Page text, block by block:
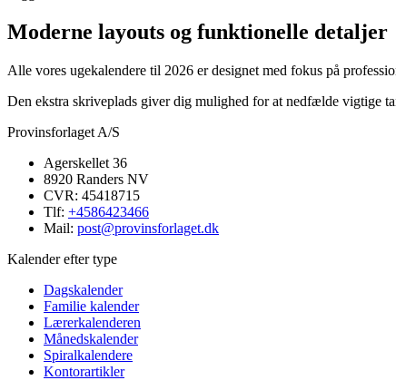
Moderne layouts og funktionelle detaljer
Alle vores ugekalendere til 2026 er designet med fokus på
Den ekstra skriveplads giver dig mulighed for at nedfælde vigtige
Provinsforlaget A/S
Agerskellet 36
8920 Randers NV
CVR: 45418715
Tlf: +4586423466
Mail: post@provinsforlaget.dk
Kalender efter type
Dagskalender
Familie kalender
Lærerkalenderen
Månedskalender
Spiralkalendere
Kontorartikler